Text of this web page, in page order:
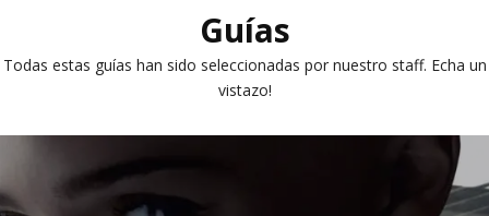
Guías
Todas estas guías han sido seleccionadas por nuestro staff. Echa un
vistazo!